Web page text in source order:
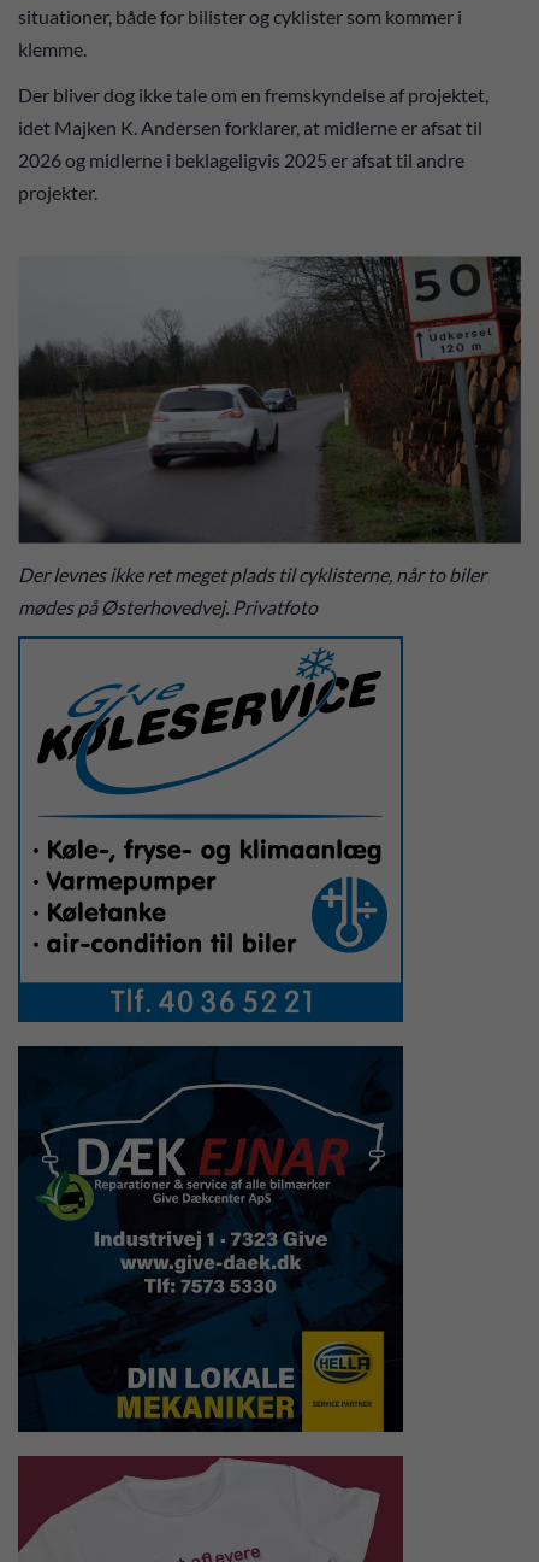
situationer, både for bilister og cyklister som kommer i
klemme.
Der bliver dog ikke tale om en fremskyndelse af projektet,
idet Majken K. Andersen forklarer, at midlerne er afsat til
2026 og midlerne i beklageligvis 2025 er afsat til andre
projekter.
Der levnes ikke ret meget plads til cyklisterne, når to biler
mødes på Østerhovedvej. Privatfoto